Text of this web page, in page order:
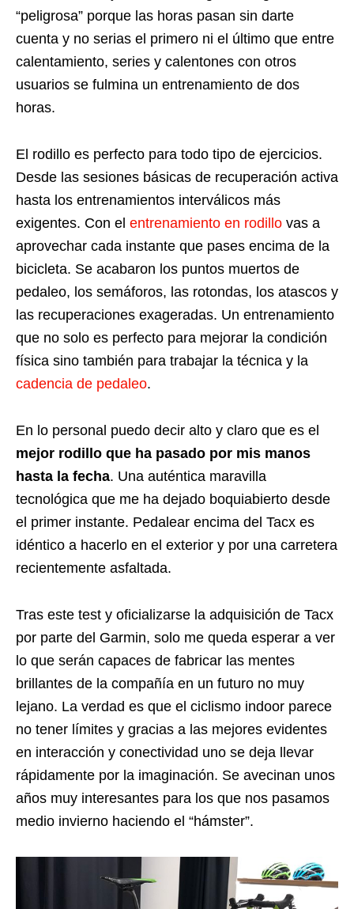
“peligrosa” porque las horas pasan sin darte
cuenta y no serias el primero ni el último que entre
calentamiento, series y calentones con otros
usuarios se fulmina un entrenamiento de dos
horas.
El rodillo es perfecto para todo tipo de ejercicios.
Desde las sesiones básicas de recuperación activa
hasta los entrenamientos interválicos más
exigentes. Con el entrenamiento en rodillo vas a
aprovechar cada instante que pases encima de la
bicicleta. Se acabaron los puntos muertos de
pedaleo, los semáforos, las rotondas, los atascos y
las recuperaciones exageradas. Un entrenamiento
que no solo es perfecto para mejorar la condición
física sino también para trabajar la técnica y la
cadencia de pedaleo.
En lo personal puedo decir alto y claro que es el
mejor rodillo que ha pasado por mis manos
hasta la fecha. Una auténtica maravilla
tecnológica que me ha dejado boquiabierto desde
el primer instante. Pedalear encima del Tacx es
idéntico a hacerlo en el exterior y por una carretera
recientemente asfaltada.
Tras este test y oficializarse la adquisición de Tacx
por parte del Garmin, solo me queda esperar a ver
lo que serán capaces de fabricar las mentes
brillantes de la compañía en un futuro no muy
lejano. La verdad es que el ciclismo indoor parece
no tener límites y gracias a las mejores evidentes
en interacción y conectividad uno se deja llevar
rápidamente por la imaginación. Se avecinan unos
años muy interesantes para los que nos pasamos
medio invierno haciendo el “hámster”.